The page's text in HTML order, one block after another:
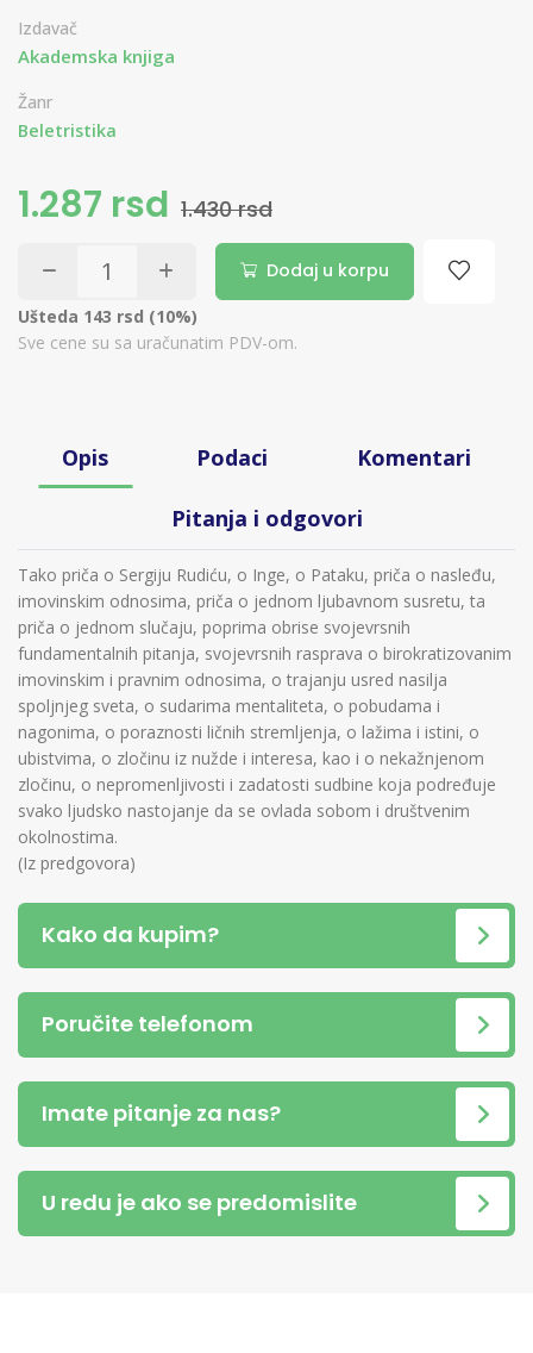
Izdavač
Akademska knjiga
Žanr
Beletristika
1.287 rsd 1.430 rsd
Dodaj u korpu
Ušteda 143 rsd (10%)
Sve cene su sa uračunatim PDV-om.
Opis Podaci Komentari
Pitanja i odgovori
Tako priča o Sergiju Rudiću, o Inge, o Pataku, priča o nasleđu,
imovinskim odnosima, priča o jednom ljubavnom susretu, ta
priča o jednom slučaju, poprima obrise svojevrsnih
fundamentalnih pitanja, svojevrsnih rasprava o birokratizovanim
imovinskim i pravnim odnosima, o trajanju usred nasilja
spoljnjeg sveta, o sudarima mentaliteta, o pobudama i
nagonima, o poraznosti ličnih stremljenja, o lažima i istini, o
ubistvima, o zločinu iz nužde i interesa, kao i o nekažnjenom
zločinu, o nepromenljivosti i zadatosti sudbine koja podređuje
svako ljudsko nastojanje da se ovlada sobom i društvenim
okolnostima.
(Iz predgovora)
Kako da kupim?
Poručite telefonom
Imate pitanje za nas?
U redu je ako se predomislite